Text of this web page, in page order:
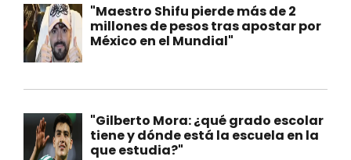
"Maestro Shifu pierde más de 2
millones de pesos tras apostar por
México en el Mundial"
"Gilberto Mora: ¿qué grado escolar
tiene y dónde está la escuela en la
que estudia?"